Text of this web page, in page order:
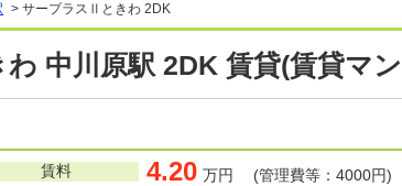
> サープラスⅡときわ 2DK
中川原駅 2DK 賃貸(賃貸マ
賃料 4.20 万円 (管理費等：4000円)